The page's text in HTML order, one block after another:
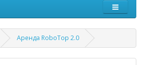
Аренда RoboTop 2.0